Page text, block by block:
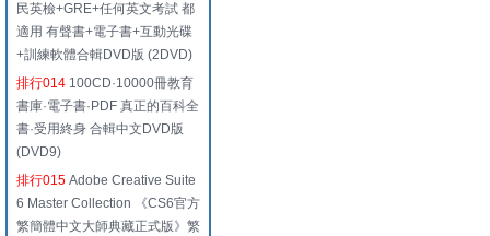
民英檢+GRE+任何英文考試 都
適用 有聲書+電子書+互動光碟
+訓練軟體合輯DVD版 (2DVD)
排行014 100CD·10000冊教育
書庫·電子書·PDF 真正的百科全
書·受用終身 合輯中文DVD版
(DVD9)
排行015 Adobe Creative Suite
6 Master Collection 《CS6官方
繁簡體中文大師典藏正式版》繁